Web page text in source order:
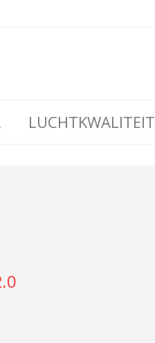
LUCHTKWALITEIT